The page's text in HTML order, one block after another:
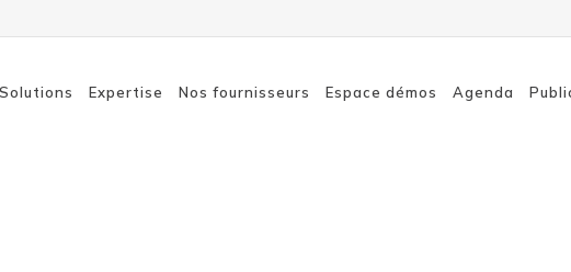
Solutions Expertise Nos fournisseurs Espace démos Agenda